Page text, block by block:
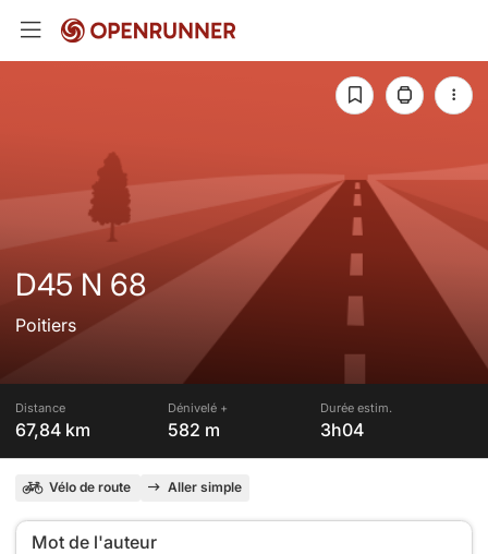
D45 N 68
Poitiers
Distance
67,84 km
Dénivelé +
582 m
Durée estim.
3h04
Vélo de route Aller simple
Mot de l'auteur